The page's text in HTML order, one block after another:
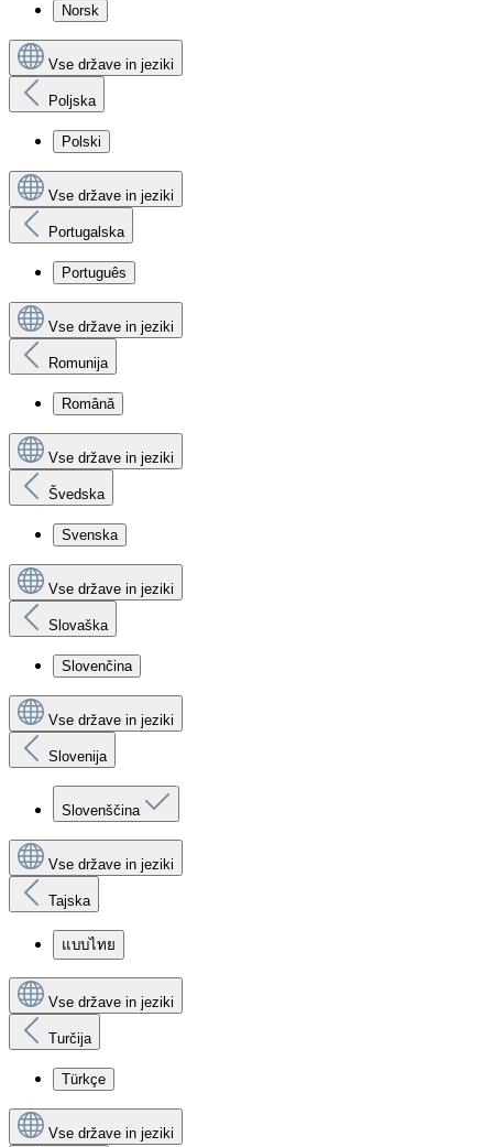
Norsk
Vse države in jeziki
Poljska
Polski
Vse države in jeziki
Portugalska
Português
Vse države in jeziki
Romunija
Română
Vse države in jeziki
Švedska
Svenska
Vse države in jeziki
Slovaška
Slovenčina
Vse države in jeziki
Slovenija
Slovenščina
Vse države in jeziki
Tajska
แบบไทย
Vse države in jeziki
Turčija
Türkçe
Vse države in jeziki